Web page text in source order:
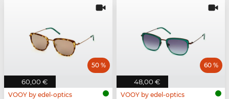
60,00 €
50 %
VOOY by edel-optics
48,00 €
60 %
VOOY by edel-optics